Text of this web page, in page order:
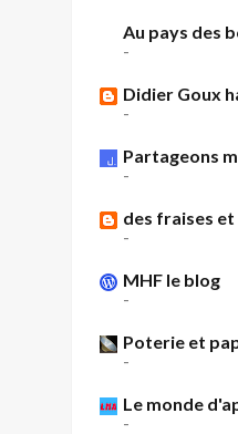
Au pays des
-
Didier Goux
-
Partageons
-
des fraises
-
MHF le blog
-
Poterie et
-
Le monde
-